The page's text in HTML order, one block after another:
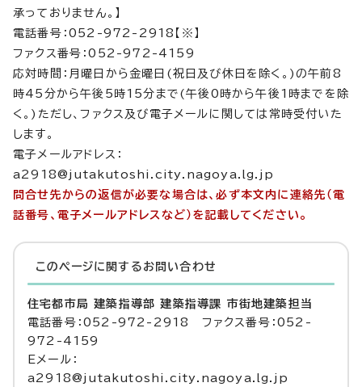
承っておりません。】
電話番号：052-972-2918【※】
ファクス番号：052-972-4159
応対時間：月曜日から金曜日(祝日及び休日を除く。)の午前8
時45分から午後5時15分まで(午後0時から午後1時までを除
く。)ただし、ファクス及び電子メールに関しては常時受付いた
します。
電子メールアドレス：
a2918@jutakutoshi.city.nagoya.lg.jp
問合せ先からの返信が必要な場合は、必ず本文内に連絡先（電
話番号、電子メールアドレスなど）を記載してください。
このページに関する お問い合わせ
住宅都市局 建築指導部 建築指導課 市街地建築担当
電話番号：052-972-2918 ファクス番号：052-
972-4159
Eメール：
a2918@jutakutoshi.city.nagoya.lg.jp